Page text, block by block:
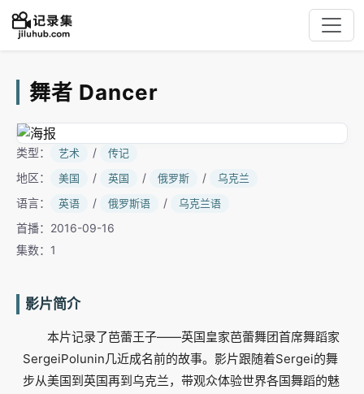
舞者 Dancer
类型： 艺术 / 传记
地区： 美国 / 英国 / 俄罗斯 / 乌克兰
语言： 英语 / 俄罗斯语 / 乌克兰语
首播：2016-09-16
集数：1
影片简介
本片记录了芭蕾王子——英国皇家芭蕾舞团首席舞蹈家
SergeiPolunin几近成名前的故事。影片跟随着Sergei的舞
步从美国到英国再到乌克兰，带观众体验世界各国舞蹈的魅